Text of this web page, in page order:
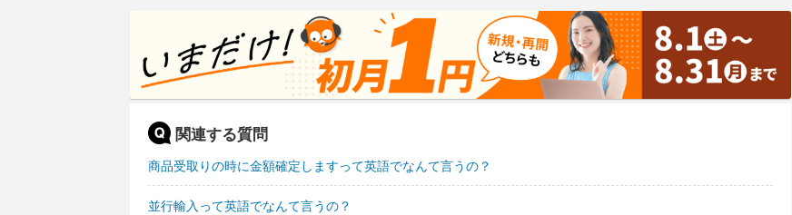
関連する質問
商品受取りの時に金額確定しますって英語でなんて言うの？
並行輸入って英語でなんて言うの？